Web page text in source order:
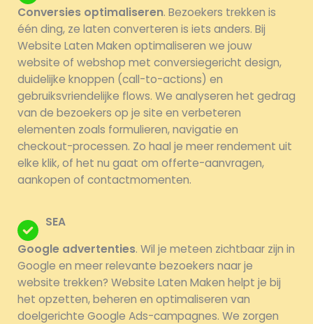
Conversies optimaliseren. Bezoekers trekken is
één ding, ze laten converteren is iets anders. Bij
Website Laten Maken optimaliseren we jouw
website of webshop met conversiegericht design,
duidelijke knoppen (call-to-actions) en
gebruiksvriendelijke flows. We analyseren het gedrag
van de bezoekers op je site en verbeteren
elementen zoals formulieren, navigatie en
checkout-processen. Zo haal je meer rendement uit
elke klik, of het nu gaat om offerte-aanvragen,
aankopen of contactmomenten.
SEA
Google advertenties. Wil je meteen zichtbaar zijn in
Google en meer relevante bezoekers naar je
website trekken? Website Laten Maken helpt je bij
het opzetten, beheren en optimaliseren van
doelgerichte Google Ads-campagnes. We zorgen